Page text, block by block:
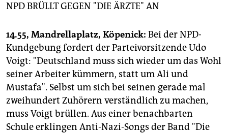
NPD BRÜLLT GEGEN "DIE ÄRZTE" AN
14.55, Mandrellaplatz, Köpenick: Bei der NPD-
Kundgebung fordert der Parteivorsitzende Udo
Voigt: "Deutschland muss sich wieder um das Wohl
seiner Arbeiter kümmern, statt um Ali und
Mustafa". Selbst um sich bei seinen gerade mal
zweihundert Zuhörern verständlich zu machen,
muss Voigt brüllen. Aus einer benachbarten
Schule erklingen Anti-Nazi-Songs der Band "Die